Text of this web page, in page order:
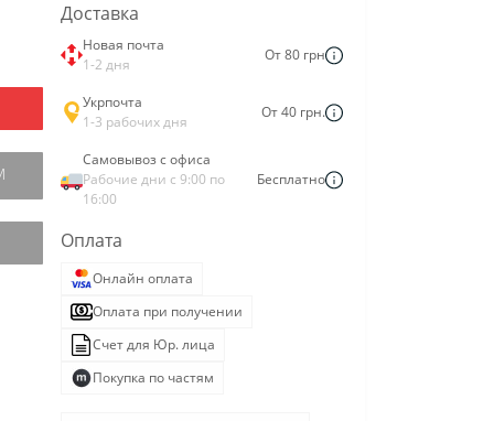
Доставка
Новая почта
1-2 дня
От 80 грн
Укрпочта
1-3 рабочих дня
От 40 грн.
Самовывоз с офиса
Рабочие дни с 9:00 по
16:00
Бесплатно
Оплата
Онлайн оплата
Оплата при получении
Счет для Юр. лица
Покупка по частям